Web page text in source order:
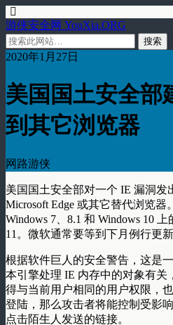
游侠安全网 YouXia.ORG
2020年1月27日
美国国土安全部
到其它浏览器
网路游侠
美国国土安全部对一个 IE 漏洞发
Microsoft Edge 或其它替代浏览器
Windows 7、8.1 和 Windows 10 上
11。微软通常要等到下月例行更
根据软件巨人的安全警告，这是
本引擎处理 IE 内存中的对象有关
得与当前用户相同的用户权限，
登陆，那么攻击者将能控制受影
点击陌生人发送的链接。